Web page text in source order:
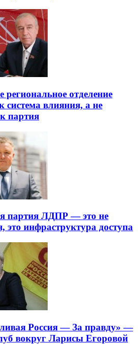
региональное отделение
влияния, а не
партия
партия ЛДПР — это не
это инфраструктура доступа
Россия — За правду» —
вокруг Ларисы Егоровой